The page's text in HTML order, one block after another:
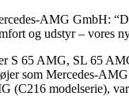
AMG GmbH:
og udstyr – vores
S 65 AMG, SL 65
som Mercedes-
(C216 modelserie),